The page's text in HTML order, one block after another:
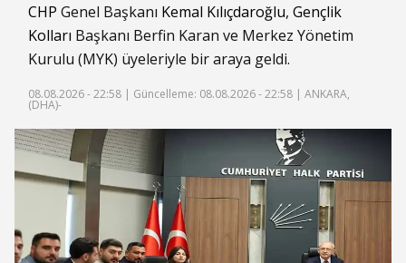
CHP Genel Başkanı Kemal Kılıçdaroğlu, Gençlik
Kolları Başkanı Berfin Karan ve Merkez Yönetim
Kurulu (MYK) üyeleriyle bir araya geldi.
08.08.2026 - 22:58 | Güncelleme: 08.08.2026 - 22:58 | ANKARA,
(DHA)-